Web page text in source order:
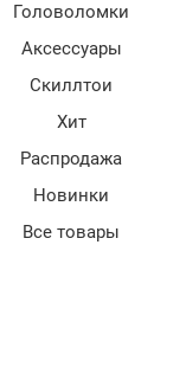
Головоломки
Аксессуары
Скиллтои
Хит
Распродажа
Новинки
Все товары